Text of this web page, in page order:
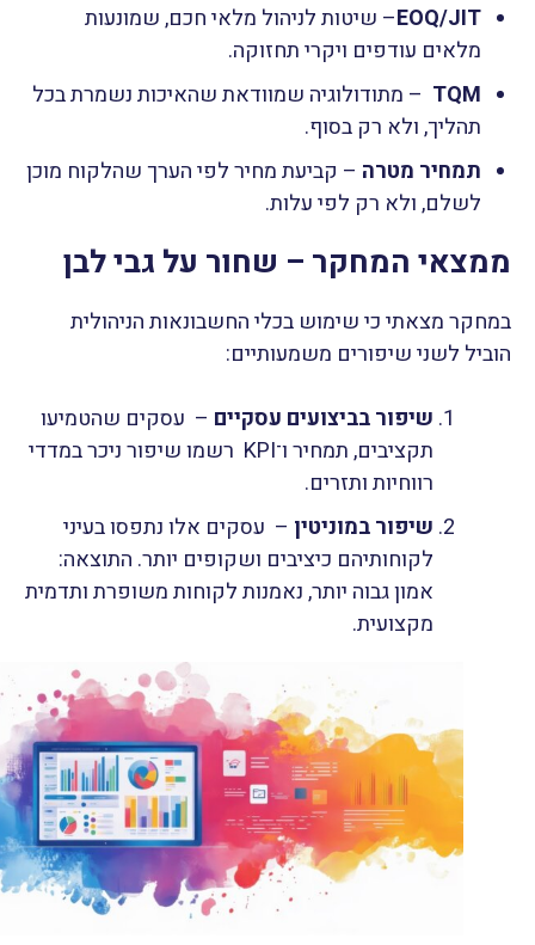
EOQ/JIT– שיטות לניהול מלאי חכם, שמונעות
מלאים עודפים ויקרי תחזוקה.
TQM – מתודולוגיה שמוודאת שהאיכות נשמרת בכל
תהליך, ולא רק בסוף.
תמחיר מטרה – קביעת מחיר לפי הערך שהלקוח מוכן
לשלם, ולא רק לפי עלות.
ממצאי המחקר – שחור על גבי לבן
במחקר מצאתי כי שימוש בכלי החשבונאות הניהולית
הוביל לשני שיפורים משמעותיים:
שיפור בביצועים עסקיים – עסקים שהטמיעו
תקציבים, תמחיר ו־KPI רשמו שיפור ניכר במדדי
רווחיות ותזרים.
שיפור במוניטין – עסקים אלו נתפסו בעיני
לקוחותיהם כיציבים ושקופים יותר. התוצאה:
אמון גבוה יותר, נאמנות לקוחות משופרת ותדמית
מקצועית.